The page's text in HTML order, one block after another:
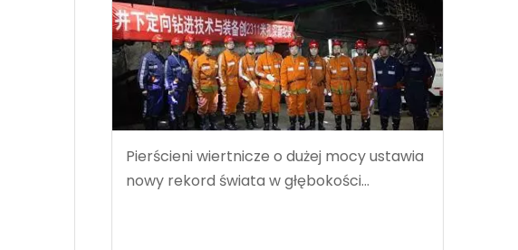
Pierścieni wiertnicze o dużej mocy ustawia
nowy rekord świata w głębokości